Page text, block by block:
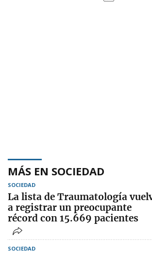
MÁS EN SOCIEDAD
SOCIEDAD
La lista de Traumatología
a registrar un preocupante
récord con 15.669 pacientes
SOCIEDAD